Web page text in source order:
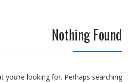
Nothing Found
you’re looking for. Perhaps searching